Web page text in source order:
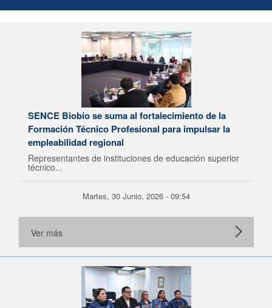
SENCE Biobío se suma al fortalecimiento de la
Formación Técnico Profesional para impulsar la
empleabilidad regional
Representantes de instituciones de educación superior
técnico...
Martes, 30 Junio, 2026 - 09:54
Ver más